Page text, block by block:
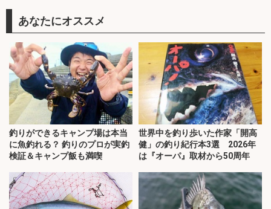
あなたにオススメ
釣りができるキャンプ場は本当
に魚釣れる？ 釣りのプロが実釣
検証＆キャンプ飯も満喫
世界中を釣り歩いた作家「開高
健」の釣り紀行本3選 2026年
は『オーパ』取材から50周年